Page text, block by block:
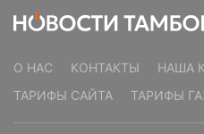
О НАС КОНТАКТЫ НАША
ТАРИФЫ САЙТА
ТАРИФЫ